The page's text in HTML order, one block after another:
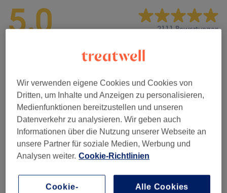
5,0 2111 Bewertungen
Sauberkeit
Service
Bewertungen filtern
Wir verwenden eigene Cookies und Cookies von
Dritten, um Inhalte und Anzeigen zu personalisieren,
Medienfunktionen bereitzustellen und unseren
Datenverkehr zu analysieren. Wir geben auch
Informationen über die Nutzung unserer Webseite an
unsere Partner für soziale Medien, Werbung und
Analysen weiter. Cookie-Richtlinien
Cookie-
Alle Cookies